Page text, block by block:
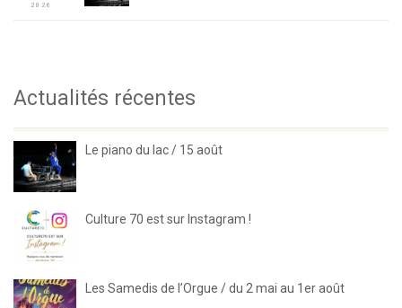
2026
Actualités récentes
Le piano du lac / 15 août
Culture 70 est sur Instagram !
Les Samedis de l’Orgue / du 2 mai au 1er août